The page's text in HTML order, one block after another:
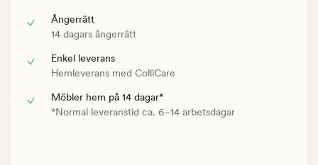
Ångerrätt
14 dagars ångerrätt
Enkel leverans
Hemleverans med ColliCare
Möbler hem på 14 dagar*
*Normal leveranstid ca. 6–14 arbetsdagar